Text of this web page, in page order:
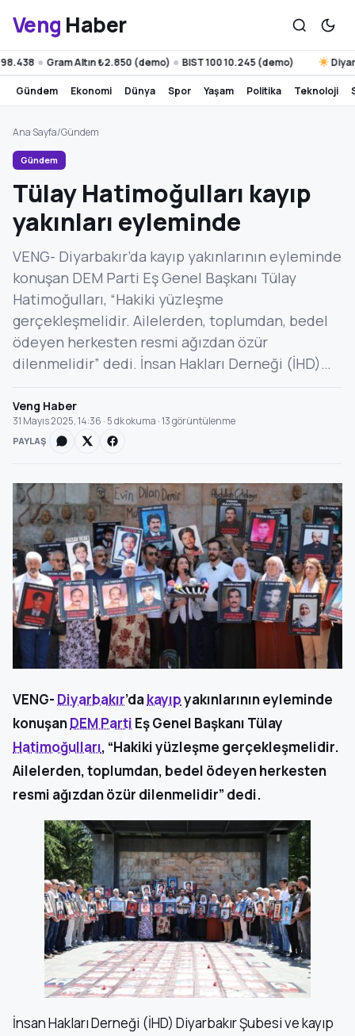
Veng Haber
● Gram Altın ₺2.850 (demo) ● BIST 100 10.245 (demo)
gündem ekonomi dünya spor yaşam politika teknoloji
Ana Sayfa/Gündem
Gündem
Tülay Hatimoğulları kayıp
yakınları eyleminde
VENG- Diyarbakır’da kayıp yakınlarının eyleminde
konuşan DEM Parti Eş Genel Başkanı Tülay
Hatimoğulları, “Hakiki yüzleşme
gerçekleşmelidir. Ailelerden, toplumdan, bedel
ödeyen herkesten resmi ağızdan özür
dilenmelidir” dedi. İnsan Hakları Derneği (İHD)…
Veng Haber
31 Mayıs 2025, 14:36 · 5 dk okuma · 13 görüntülenme
PAYLAŞ
VENG- Diyarbakır’dakayıpyakınlarının eyleminde
konuşanDEM Parti Eş Genel Başkanı Tülay
Hatimoğulları, “Hakiki yüzleşme gerçekleşmelidir.
Ailelerden, toplumdan, bedel ödeyen herkesten
resmi ağızdan özür dilenmelidir” dedi.
İnsan Hakları Derneği (İHD) Diyarbakır Şubesi ve kayıp